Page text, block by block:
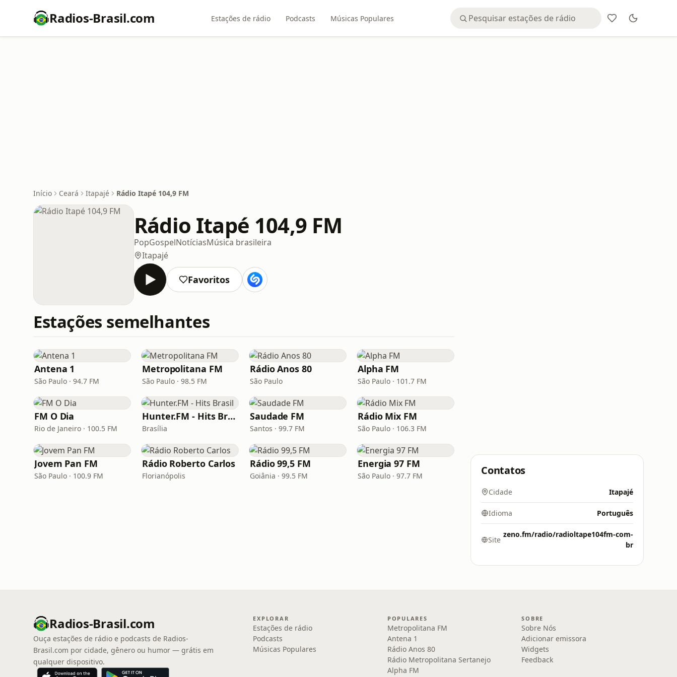
Radios-Brasil.com Estações de rádio Podcasts Músicas Populares
Início Ceará Itapajé Rádio Itapé 104,9 FM
Rádio Itapé 104,9 FM
PopGospelNotíciasMúsica brasileira
Itapajé
Favoritos
Estações semelhantes
Antena 1
São Paulo · 94.7 FM
Metropolitana FM
São Paulo · 98.5 FM
Rádio Anos 80
São Paulo
Alpha FM
São Paulo · 101.7 FM
FM O Dia
Rio de Janeiro · 100.5 FM
Hunter.FM - Hits Brasil
Brasília
Saudade FM
Santos · 99.7 FM
Rádio Mix FM
São Paulo · 106.3 FM
Jovem Pan FM
São Paulo · 100.9 FM
Rádio Roberto Carlos
Florianópolis
Rádio 99,5 FM
Goiânia · 99.5 FM
Energia 97 FM
São Paulo · 97.7 FM Contatos
Cidade Itapajé
Idioma Português
Site
zeno.fm/radio/radioltape104fm-com-
br
Radios-Brasil.com
Ouça estações de rádio e podcasts de Radios-
Brasil.com por cidade, gênero ou humor — grátis em
qualquer dispositivo.
EXPLORAR
Estações de rádio
Podcasts
Músicas Populares
POPULARES
Metropolitana FM
Antena 1
Rádio Anos 80
Rádio Metropolitana Sertanejo
Alpha FM
SOBRE
Sobre Nós
Adicionar emissora
Widgets
Feedback